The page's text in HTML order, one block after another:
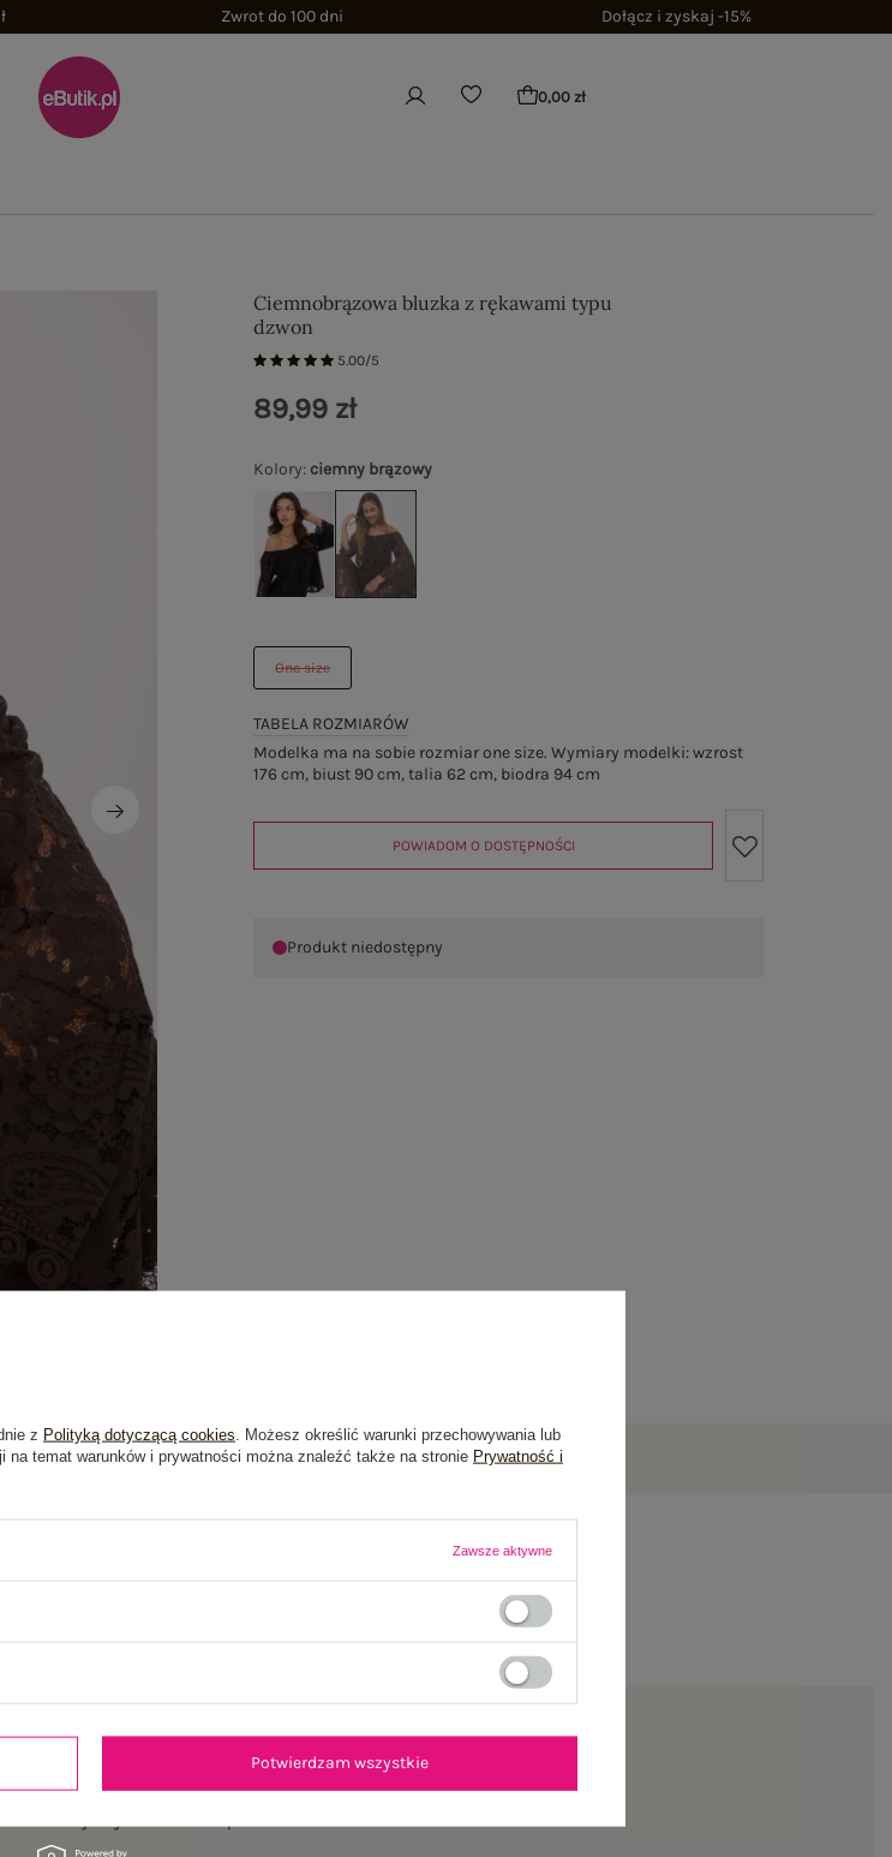
Zwrot do 100 dni Dołącz i zyskaj -15%
0,00 zł
Ciemnobrązowa bluzka z rękawami typu
dzwon
5.00/5
Kolory: ciemny brązowy
One size
TABELA ROZMIARÓW
Modelka ma na sobie rozmiar one size. Wymiary modelki: wzrost
176 cm, biust 90 cm, talia 62 cm, biodra 94 cm
89,99 zł
POWIADOM O DOSTĘPNOŚCI
Produkt niedostępny
(6)
z Polityką dotyczącą cookies . Możesz określić warunki przechowywania lub
temat warunków i prywatności można znaleźć także na stronie Prywatność i
Zawsze aktywne
Potwierdzam wszystkie